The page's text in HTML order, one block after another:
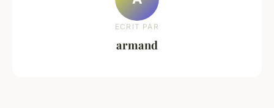
ECRIT PAR
armand